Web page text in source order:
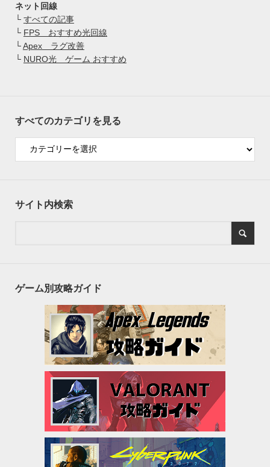
ネット回線
└ すべての記事
└ FPS おすすめ光回線
└Apex ラグ改善
└ NURO光 ゲーム おすすめ
すべてのカテゴリを見る
サイト内検索
ゲーム別攻略ガイド